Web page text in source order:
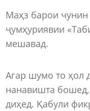
Маҳз барои
ҷумҳуриявии
мешавад.
Агар шумо то ҳол
нанавишта
диҳед. Қабули